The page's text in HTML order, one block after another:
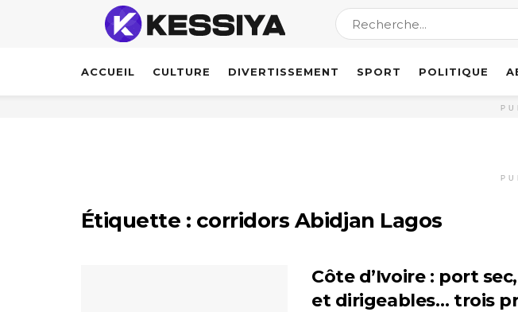
ACCUEIL CULTURE DIVERTISSEMENT SPORT POLITIQUE
Étiquette : corridors Abidjan Lagos
Côte d’Ivoire : port
et dirigeables… trois